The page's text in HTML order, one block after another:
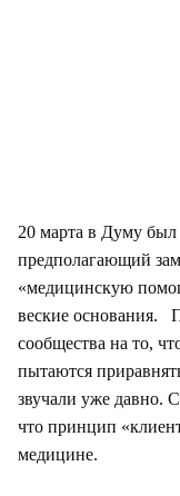
20 марта в Думу был
предполагающий
«медицинскую
веские основания.
сообщества на то,
пытаются
звучали уже давно.
что принцип
медицине.